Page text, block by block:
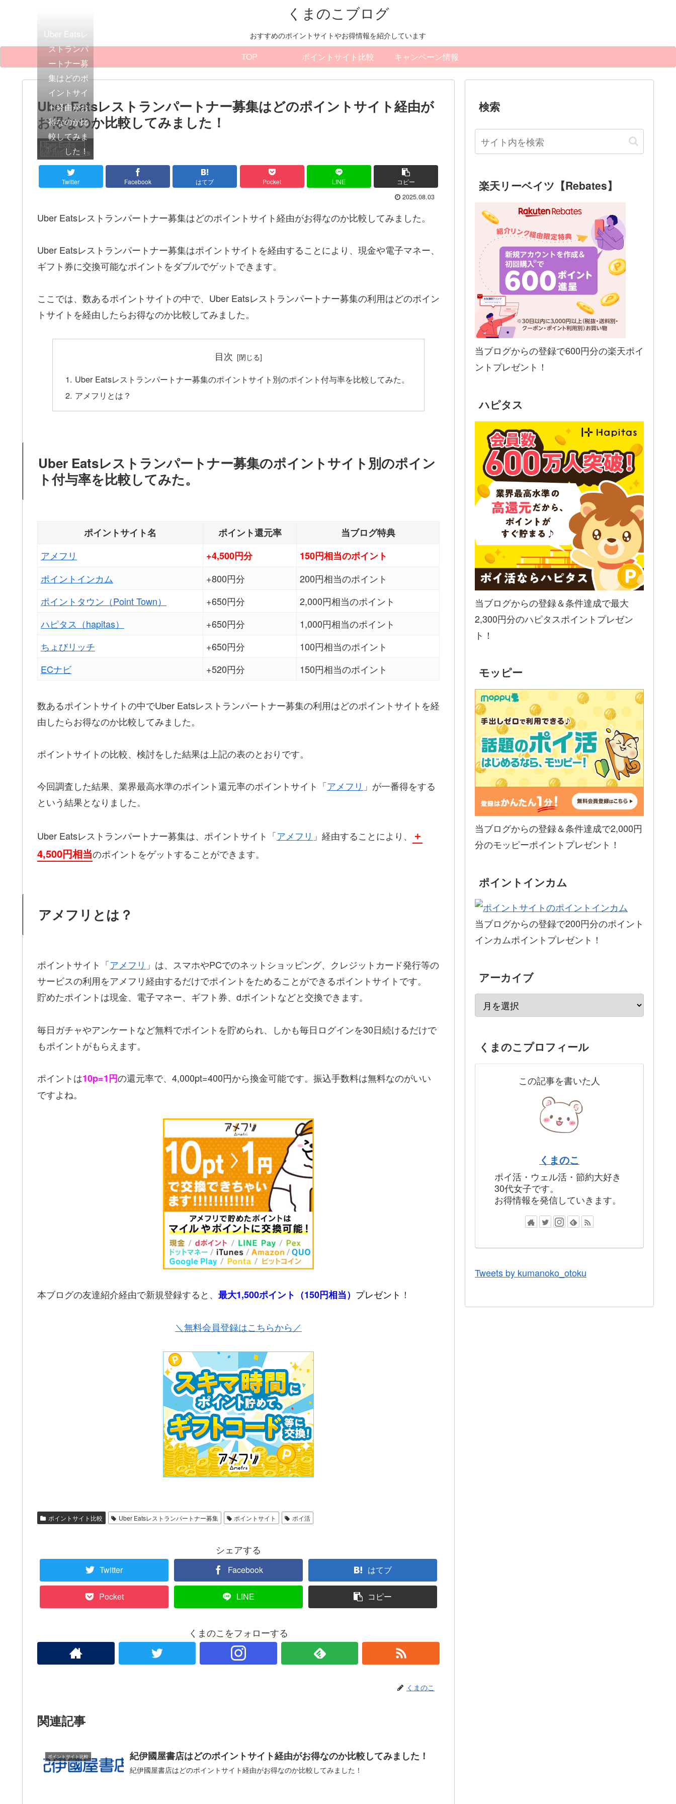
くまのこブログ
おすすめのポイントサイトやお得情報を紹介しています
TOP ポイントサイト比較 キャンペーン情報
Uber Eatsレストランパートナー募集はどのポイントサイト経由が
お得なのか比較してみました！
ポイントサイト比較
Uber Eatsレ
ストランパ
ートナー募
集はどのポ
イントサイ
ト経由がお
得なのか比
較してみま
した！
Twitter Facebook はてブ Pocket LINE コピー
2025.08.03
Uber Eatsレストランパートナー募集はどのポイントサイト経由がお得なのか比較してみました。
Uber Eatsレストランパートナー募集はポイントサイトを経由することにより、現金や電子マネー、
ギフト券に交換可能なポイントをダブルでゲットできます。
ここでは、数あるポイントサイトの中で、Uber Eatsレストランパートナー募集の利用はどのポイン
トサイトを経由したらお得なのか比較してみました。
目次
Uber Eatsレストランパートナー募集のポイントサイト別のポイント付与率を比較してみた。
アメフリとは？
Uber Eatsレストランパートナー募集のポイントサイト別のポイン
ト付与率を比較してみた。
ポイントサイト名 ポイント還元率
当ブログ特典
アメフリ
+4,500円分
150円相当のポイント
ポイントインカム
+800円分
200円相当のポイント
ポイントタウン（Point Town）
+650円分
2,000円相当のポイント
ハピタス（hapitas）
+650円分
1,000円相当のポイント
ちょびリッチ
+650円分
100円相当のポイント
ECナビ
+520円分 150円相当のポイント
数あるポイントサイトの中でUber Eatsレストランパートナー募集の利用はどのポイントサイトを経
由したらお得なのか比較してみました。
ポイントサイトの比較、検討をした結果は上記の表のとおりです。
今回調査した結果、業界最高水準のポイント還元率のポイントサイト「アメフリ 」が一番得をする
という結果となりました。
Uber Eatsレストランパートナー募集は、ポイントサイト「アメフリ 」経由することにより、
＋
4,500円相当のポイントをゲットすることができます。
アメフリとは？
ポイントサイト「アメフリ 」は、スマホやPCでのネットショッピング、クレジットカード発行等の
サービスの利用をアメフリ経由するだけでポイントをためることができるポイントサイトです。
貯めたポイントは現金、電子マネー、ギフト券、dポイントなどと交換できます。
毎日ガチャやアンケートなど無料でポイントを貯められ、しかも毎日ログインを30日続けるだけで
もポイントがもらえます。
ポイントは10p=1円の還元率で、4,000pt=400円から換金可能です。振込手数料は無料なのがいい
ですよね。
本ブログの友達紹介経由で新規登録すると、 最大1,500ポイント（150円相当） プレゼント ！
＼無料会員登録はこちらから／
ポイントサイト比較 Uber Eatsレストランパートナー募集 ポイントサイト ポイ活
シェアする
Twitter Facebook はてブ
Pocket LINE コピー
くまのこをフォローする
くまのこ
関連記事
ポイントサイト比較 紀伊國屋書店はどのポイントサイト経由がお得なのか比較してみました！
紀伊國屋書店はどのポイントサイト経由がお得なのか比較してみました！
検索
楽天リーベイツ【Rebates】
当ブログからの登録で600円分の楽天ポイ
ントプレゼント！
ハピタス
当ブログからの登録＆条件達成で最大
2,300円分のハピタスポイントプレゼン
ト！
モッピー
当ブログからの登録＆条件達成で2,000円
分のモッピーポイントプレゼント！
ポイントインカム
当ブログからの登録で200円分のポイント
インカムポイントプレゼント！
アーカイブ
くまのこプロフィール
この記事を書いた人
くまのこ
ポイ活・ウェル活・節約大好き
30代女子です。
お得情報を発信していきます。
Tweets by kumanoko_otoku